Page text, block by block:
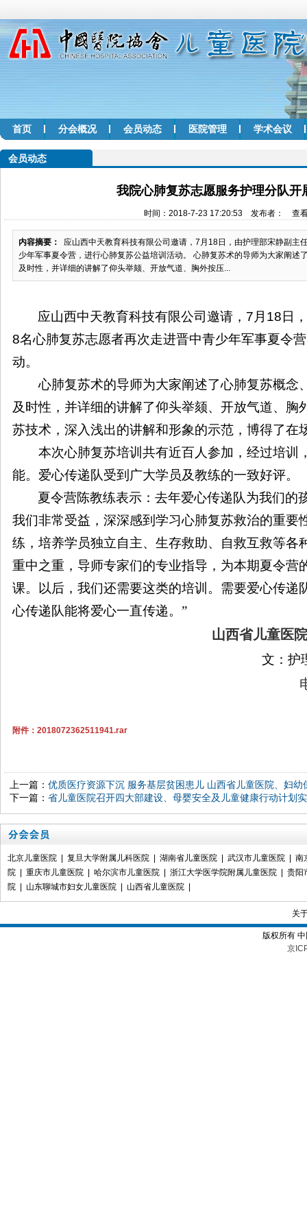
首页 分会概况 会员动态 医院管理 学术会议
会员动态
我院心肺复苏志愿服务护理分队开
时间：2018-7-23 17:20:53 发布者： 查
内容摘要：
应山西中天教育科技有限公司邀请，7月18日，由护理部宋静副主
少年军事夏令营，进行心肺复苏公益培训活动。 心肺复苏术的导师为大家阐述
及时性，并详细的讲解了仰头举颏、开放气道、胸外按压...
应山西中天教育科技有限公司邀请， 7 月 18 日
8名心肺复苏志愿者再次走进晋中青少年军事夏令
动。
心肺复苏术的导师为大家阐述了心肺复苏概念
及时性，并详细的讲解了仰头举颏、开放气道、胸
苏技术，深入浅出的讲解和形象的示范，博得了在
本次心肺复苏培训共有近百人参加，经过培训
能。爱心传递队受到广大学员及教练的一致好评。
夏令营陈教练表示：去年爱心传递队为我们的
我们非常受益，深深感到学习心肺复苏救治的重要
练，培养学员独立自主、生存救助、自救互救等各
重中之重，导师专家们的专业指导，为本期夏令营
课。以后，我们还需要这类的培训。需要爱心传递
心传递队能将爱心一直传递。”
山西省儿童医
文：护
附件：2018072362511941.rar
上一篇： 优质医疗资源下沉 服务基层贫困患儿 山西省儿童医院、妇幼
下一篇： 省儿童医院召开四大部建设、母婴安全及儿童健康行动计划
北京儿童医院 复旦大学附属儿科医院 湖南省儿童医院 武汉市儿童医院
南
院
重庆市儿童医院 哈尔滨市儿童医院 浙江大学医学院附属儿童医院
贵阳
院
山东聊城市妇女儿童医院 山西省儿童医院
关
版权所有
京